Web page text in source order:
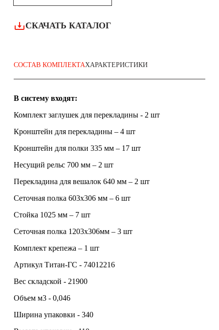
СКАЧАТЬ КАТАЛОГ
СОСТАВ КОМПЛЕКТАХАРАКТЕРИСТИКИ
В систему входят:
Комплект заглушек для перекладины - 2 шт
Кронштейн для перекладины – 4 шт
Кронштейн для полки 335 мм – 17 шт
Несущий рельс 700 мм – 2 шт
Перекладина для вешалок 640 мм – 2 шт
Сеточная полка 603x306 мм – 6 шт
Стойка 1025 мм – 7 шт
Сеточная полка 1203х306мм – 3 шт
Комплект крепежа – 1 шт
Артикул Титан-ГС - 74012216
Вес складской - 21900
Объем м3 - 0,046
Ширина упаковки - 340